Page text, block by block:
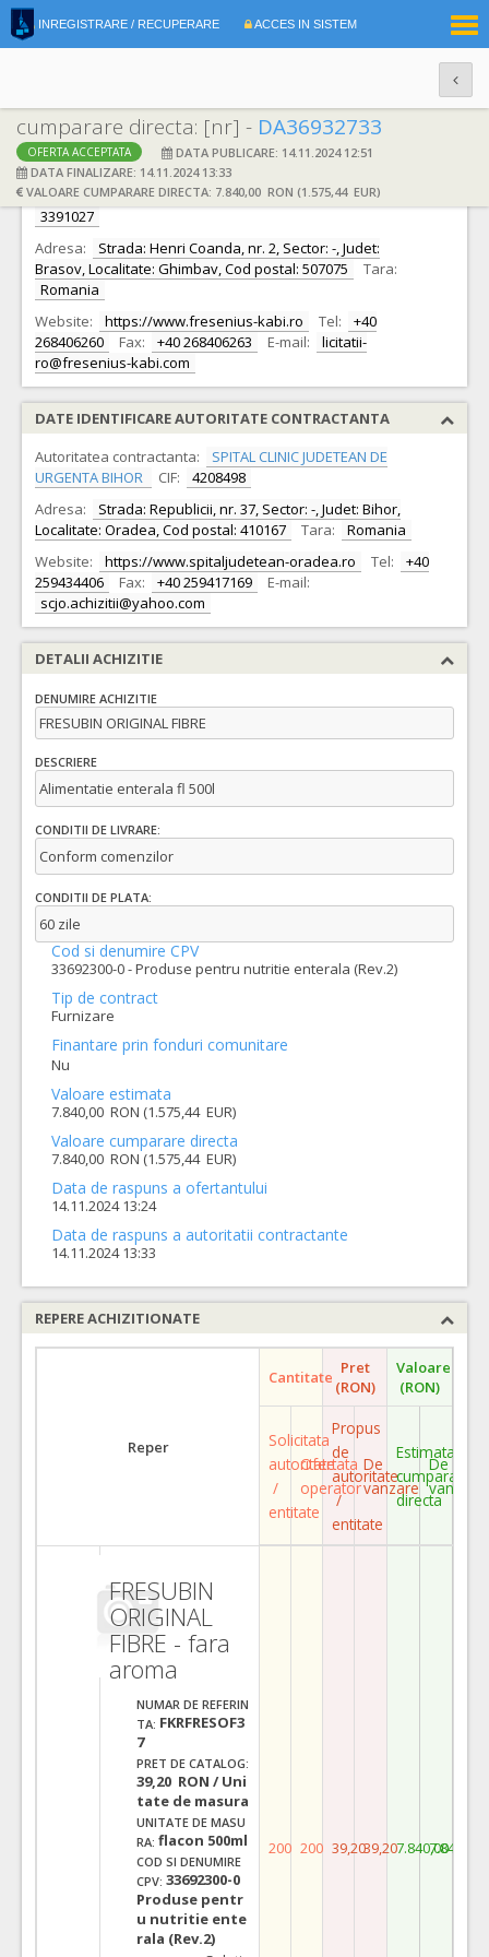
INREGISTRARE / RECUPERARE ACCES IN SISTEM
cumparare directa: [nr] - DA36932733
OFERTA ACCEPTATA
DATA PUBLICARE: 14.11.2024 12:51
DATA FINALIZARE: 14.11.2024 13:33
VALOARE CUMPARARE DIRECTA: 7.840,00 RON (1.575,44 EUR)
DATE IDENTIFICARE OFERTANT
Ofertant: S.C. FRESENIUS KABI ROMANIA S.R.L.
CIF:
3391027
Adresa:
Strada: Henri Coanda, nr. 2, Sector: -, Judet:
Brasov, Localitate: Ghimbav, Cod postal: 507075
Tara:
Romania
Website:
https://www.fresenius-kabi.ro Tel:
+40
268406260
Fax: +40 268406263 E-mail:
licitatii-
ro@fresenius-kabi.com
DATE IDENTIFICARE AUTORITATE CONTRACTANTA
Autoritatea contractanta:
SPITAL CLINIC JUDETEAN DE
URGENTA BIHOR
CIF:
4208498
Adresa:
Strada: Republicii, nr. 37, Sector: -, Judet: Bihor,
Localitate: Oradea, Cod postal: 410167
Tara:
Romania
Website:
https://www.spitaljudetean-oradea.ro Tel:
+40
259434406
Fax: +40 259417169
E-mail:
scjo.achizitii@yahoo.com
DETALII ACHIZITIE
DENUMIRE ACHIZITIE
FRESUBIN ORIGINAL FIBRE
DESCRIERE
Alimentatie enterala fl 500l
CONDITII DE LIVRARE:
Conform comenzilor
CONDITII DE PLATA:
60 zile
Cod si denumire CPV
33692300-0 - Produse pentru nutritie enterala (Rev.2)
Tip de contract
Furnizare
Finantare prin fonduri comunitare
Nu
Valoare estimata
7.840,00 RON (1.575,44 EUR)
Valoare cumparare directa
7.840,00 RON (1.575,44 EUR)
Data de raspuns a ofertantului
14.11.2024 13:24
Data de raspuns a autoritatii contractante
14.11.2024 13:33
REPERE ACHIZITIONATE
Reper
Cantitate Pret
(RON)
Valoare
(RON)
Solicitata
autoritate
/
entitate
Ofertata
operator
Propus
de
autoritate
/
entitate
De
vanzare
Estimata
cumparare
directa
De
vanzare
FRESUBIN
ORIGINAL
FIBRE - fara
aroma
NUMAR DE REFERIN
TA: FKRFRESOF3
7
PRET DE CATALOG:
39,20 RON / Uni
tate de masura
UNITATE DE MASU
RA: flacon 500ml
COD SI DENUMIRE
CPV: 33692300-0
Produse pentr
u nutritie ente
rala (Rev.2)
200 200 39,2039,207.840,007.840,00